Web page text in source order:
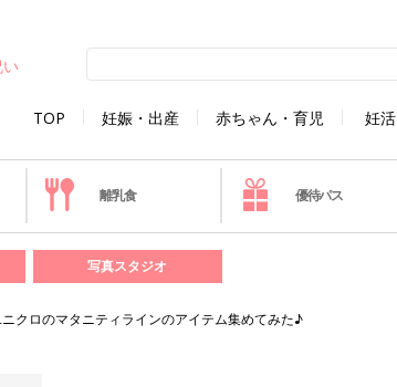
TOP 妊娠・出産 赤ちゃん・育児 妊活
離乳食 優待パス
写真スタジオ
クロのマタニティラインのアイテム集めてみた♪